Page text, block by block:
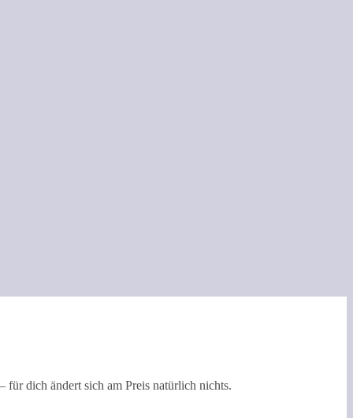
dich ändert sich am Preis natürlich nichts.